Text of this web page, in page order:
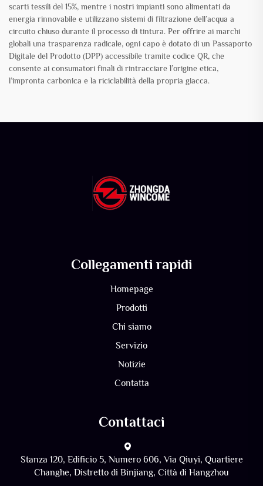
scarti tessili del 15%, mentre i nostri impianti sono alimentati da
energia rinnovabile e utilizzano sistemi di filtrazione dell’acqua a
circuito chiuso durante il processo di tintura. Per offrire ai marchi
globali una trasparenza radicale, ogni capo è dotato di un Passaporto
Digitale del Prodotto (DPP) accessibile tramite codice QR, che
consente ai consumatori finali di rintracciare l’origine etica,
l’impronta carbonica e la riciclabilità della propria giacca.
Collegamenti rapidi
Homepage
Prodotti
Chi siamo
Servizio
Notizie
Contatta
Contattaci
Stanza 120, Edificio 5, Numero 606, Via Qiuyi, Quartiere
Changhe, Distretto di Binjiang, Città di Hangzhou